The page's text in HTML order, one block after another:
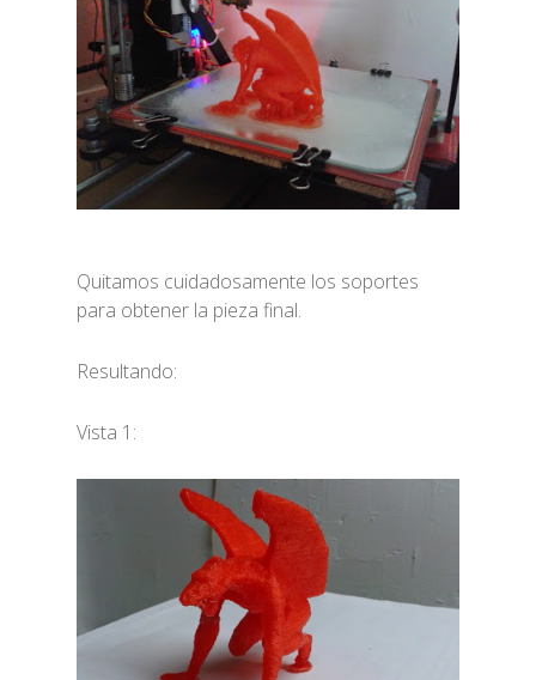
Quitamos cuidadosamente los soportes
para obtener la pieza final.
Resultando:
Vista 1: